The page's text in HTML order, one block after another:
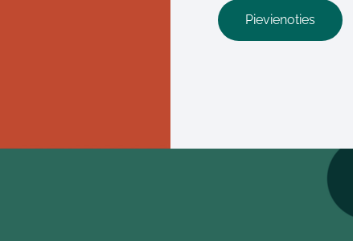
​Pievienoties​